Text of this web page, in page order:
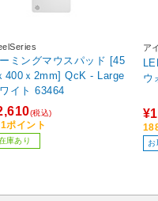
ミングマウスパッド [45
400ｘ2mm] QcK - Large
イト 63464
(税込)
ポイント
庫あり
ア
ウ
お